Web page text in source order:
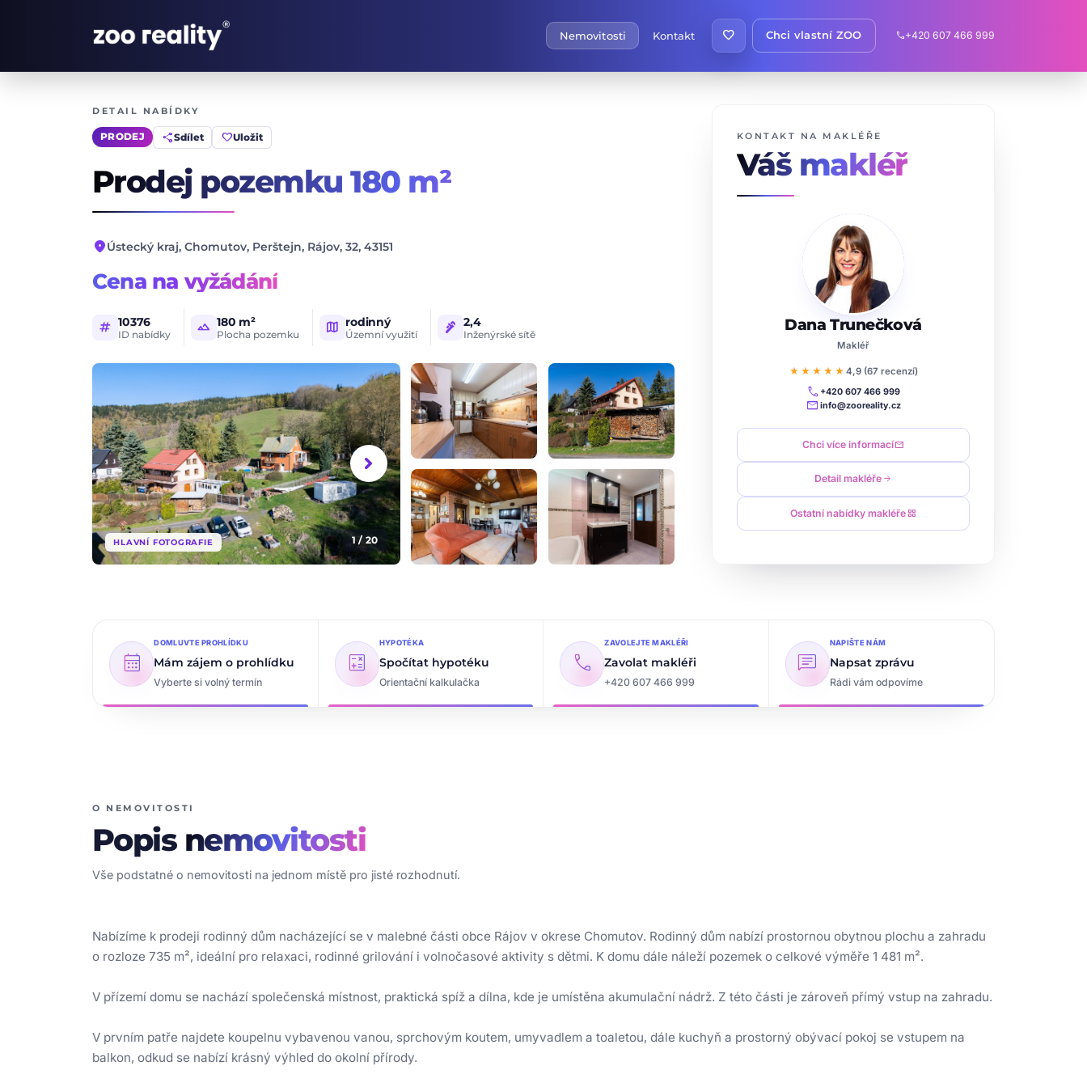
Nemovitosti Kontakt favorite Chci vlastní ZOO call+420 607 466 999
DETAIL NABÍDKY
PRODEJ shareSdílet favoriteUložit
Prodej pozemku180 m²
location_onÚstecký kraj, Chomutov, Perštejn, Rájov, 32, 43151
Cena na vyžádání
tag 10376
ID nabídky landscape 180 m²
Plocha pozemku map rodinný
Územní využití plumbing 2,4
Inženýrské sítě
HLAVNÍ FOTOGRAFIE 1 / 20
chevron_right
KONTAKT NA MAKLÉŘE
Váš makléř
Dana Trunečková
Makléř
★★★★★ 4,9 (67 recenzí)
call +420 607 466 999
mail info@zooreality.cz
Chci více informacímail
Detail makléře arrow_forward
Ostatní nabídky makléřegrid_view
calendar_month
DOMLUVTE PROHLÍDKU
Mám zájem o prohlídku
Vyberte si volný termín
calculate
HYPOTÉKA
Spočítat hypotéku
Orientační kalkulačka
call
ZAVOLEJTE MAKLÉŘI
Zavolat makléři
+420 607 466 999
chat
NAPIŠTE NÁM
Napsat zprávu
Rádi vám odpovíme
O NEMOVITOSTI
Popis nemovitosti
Vše podstatné o nemovitosti na jednom místě pro jisté rozhodnutí.
Nabízíme k prodeji rodinný dům nacházející se v malebné části obce Rájov v okrese Chomutov. Rodinný dům nabízí prostornou obytnou plochu a zahradu
o rozloze 735 m², ideální pro relaxaci, rodinné grilování i volnočasové aktivity s dětmi. K domu dále náleží pozemek o celkové výměře 1 481 m².
V přízemí domu se nachází společenská místnost, praktická spíž a dílna, kde je umístěna akumulační nádrž. Z této části je zároveň přímý vstup na zahradu.
V prvním patře najdete koupelnu vybavenou vanou, sprchovým koutem, umyvadlem a toaletou, dále kuchyň a prostorný obývací pokoj se vstupem na
balkon, odkud se nabízí krásný výhled do okolní přírody.